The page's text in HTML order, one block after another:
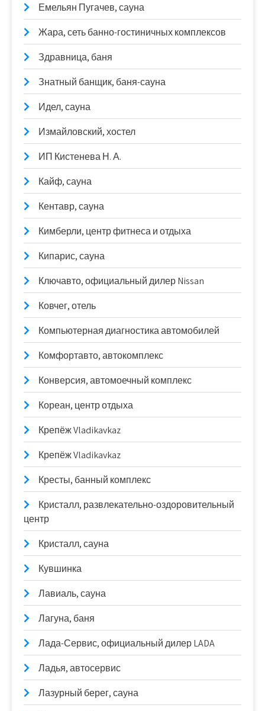
Емельян Пугачев, сауна
Жара, сеть банно-гостиничных комплексов
Здравница, баня
Знатный банщик, баня-сауна
Идел, сауна
Измайловский, хостел
ИП Кистенева Н. А.
Кайф, сауна
Кентавр, сауна
Кимберли, центр фитнеса и отдыха
Кипарис, сауна
Ключавто, официальный дилер Nissan
Ковчег, отель
Компьютерная диагностика автомобилей
Комфортавто, автокомплекс
Конверсия, автомоечный комплекс
Кореан, центр отдыха
Крепёж Vladikavkaz
Крепёж Vladikavkaz
Кресты, банный комплекс
Кристалл, развлекательно-оздоровительный
центр
Кристалл, сауна
Кувшинка
Лавиаль, сауна
Лагуна, баня
Лада-Сервис, официальный дилер LADA
Ладья, автосервис
Лазурный берег, сауна